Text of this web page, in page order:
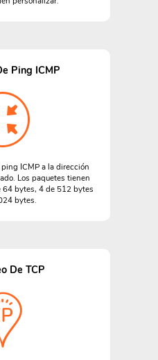
Ping ICMP
ICMP a la dirección
Los paquetes tienen
64 bytes, 4 de 512 bytes
bytes.
De TCP